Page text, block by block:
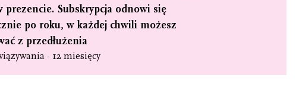
prezencie. Subskrypcja odnowi się
po roku, w każdej chwili możesz
z przedłużenia
- 12 miesięcy